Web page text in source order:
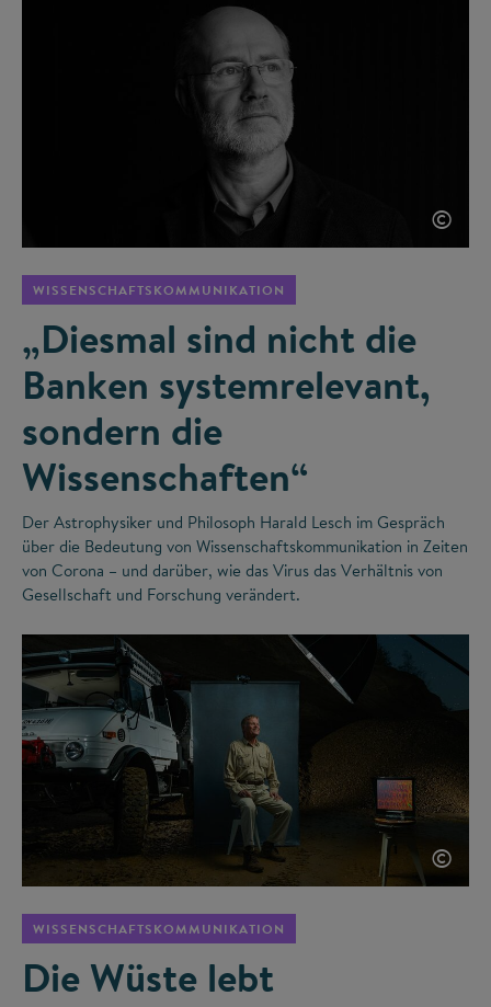
©
WISSENSCHAFTSKOMMUNIKATION
„Diesmal sind nicht die
Banken systemrelevant,
sondern die
Wissenschaften“
Der Astrophysiker und Philosoph Harald Lesch im Gespräch
über die Bedeutung von Wissenschaftskommunikation in Zeiten
von Corona – und darüber, wie das Virus das Verhältnis von
Gesellschaft und Forschung verändert.
©
WISSENSCHAFTSKOMMUNIKATION
Die Wüste lebt